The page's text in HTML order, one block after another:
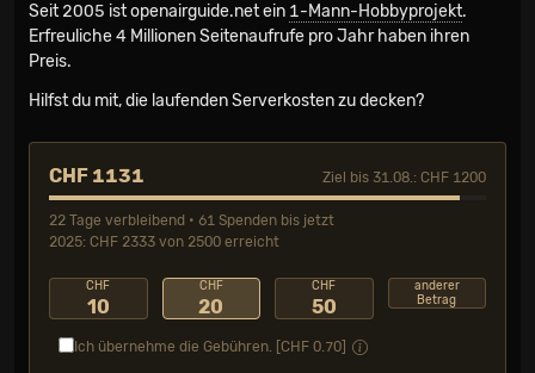
Seit 2005 ist openairguide.net ein 1-Mann-Hobbyprojekt.
Erfreuliche 4 Millionen Seiten­aufrufe pro Jahr haben ihren
Preis.
Hilfst du mit, die laufenden Serverkosten zu decken?
CHF 1131 Ziel bis 31.08.: CHF 1200
22 Tage verbleibend • 61 Spenden bis jetzt
2025: CHF 2333 von 2500 erreicht
CHF
10
CHF
20
CHF
50
anderer
Betrag
Ich übernehme die Gebühren. [CHF 0.70